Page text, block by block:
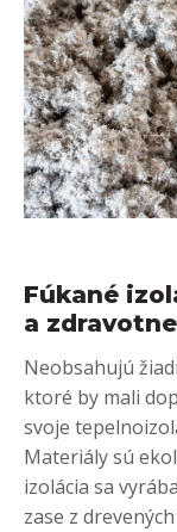
Fúkané
a
Neobsahujú
ktoré by mali
svoje
Materiály sú
izolácia sa
zase z